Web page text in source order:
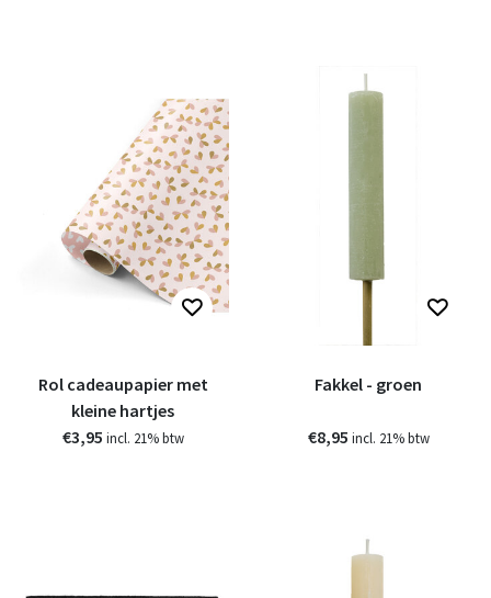
Rol cadeaupapier met
kleine hartjes
€3,95 incl. 21% btw
Fakkel - groen
€8,95 incl. 21% btw